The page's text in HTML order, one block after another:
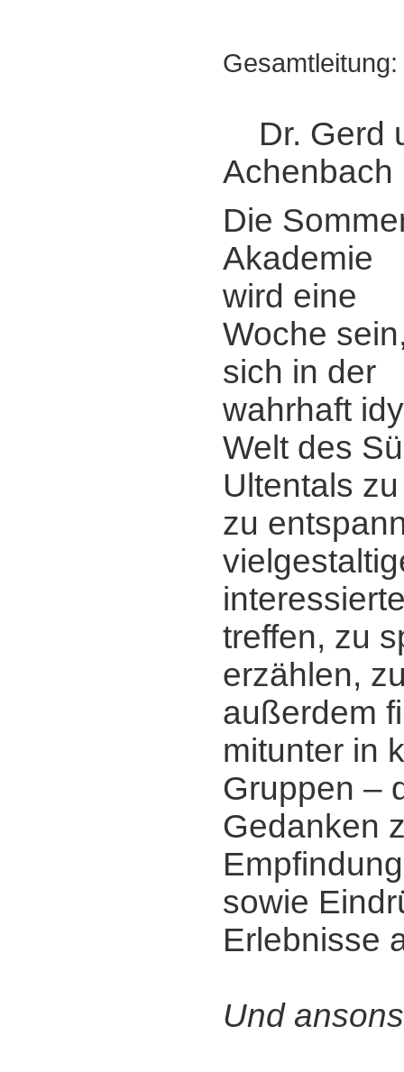
Gesamtleitung:
Dr. Gerd
Achenbach
Die
Akademie
wird eine
Woche
sich in der
wahrhaft
Welt des
Ultentals
zu
treffen, zu
erzählen,
außerdem
mitunter in
Gruppen ‒
Gedanken
sowie
Erlebnisse
Und